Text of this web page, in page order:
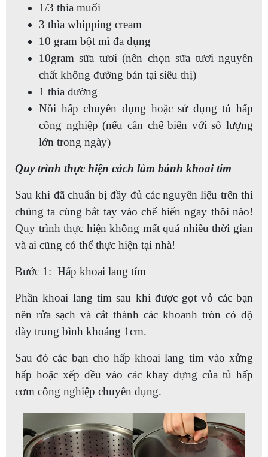
1/3 thìa muối
3 thìa whipping cream
10 gram bột mì đa dụng
10gram sữa tươi (nên chọn sữa tươi nguyên
chất không đường bán tại siêu thị)
1 thìa đường
Nồi hấp chuyên dụng hoặc sử dụng tủ hấp
công nghiệp (nếu cần chế biến với số lượng
lớn trong ngày)
Quy trình thực hiện cách làm bánh khoai tím
Sau khi đã chuẩn bị đầy đủ các nguyên liệu trên thì
chúng ta cùng bắt tay vào chế biến ngay thôi nào!
Quy trình thực hiện không mất quá nhiều thời gian
và ai cũng có thể thực hiện tại nhà!
Bước 1: Hấp khoai lang tím
Phần khoai lang tím sau khi được gọt vỏ các bạn
nên rửa sạch và cắt thành các khoanh tròn có độ
dày trung bình khoảng 1cm.
Sau đó các bạn cho hấp khoai lang tím vào xửng
hấp hoặc xếp đều vào các khay đựng của tủ hấp
cơm công nghiệp chuyên dụng.